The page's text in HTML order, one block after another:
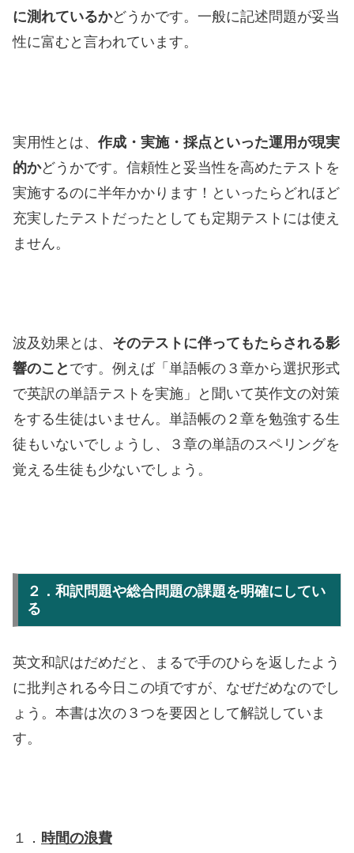
に測れているかどうかです。一般に記述問題が妥当
性に富むと言われています。
実用性とは、 作成・実施・採点といった運用が現実
的かどうかです。信頼性と妥当性を高めたテストを
実施するのに半年かかります！といったらどれほど
充実したテストだったとしても定期テストには使え
ません。
波及効果とは、 そのテストに伴ってもたらされる影
響のこと です。例えば「単語帳の３章から選択形式
で英訳の単語テストを実施」と聞いて英作文の対策
をする生徒はいません。単語帳の２章を勉強する生
徒もいないでしょうし、３章の単語のスペリングを
覚える生徒も少ないでしょう。
２．和訳問題や総合問題の課題を明確にしてい
る
英文和訳はだめだと、まるで手のひらを返したよう
に批判される今日この頃ですが、なぜだめなのでし
ょう。本書は次の３つを要因として解説していま
す。
１． 時間の浪費